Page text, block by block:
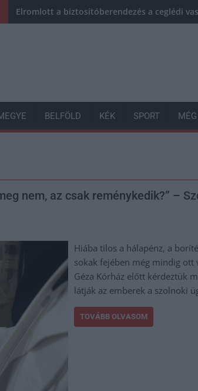
Elromlott a biztosítóberendezés a ceglédi
BELFÖLD KÉK SPORT
nem, az csak reménykedik?” –
Hiába tilos a hálapénz, a
sokak fejében még mindig ott
Géza Kórház előtt kérdeztük
látják az emberek a szolnoki
TOVÁBB OLVASOM